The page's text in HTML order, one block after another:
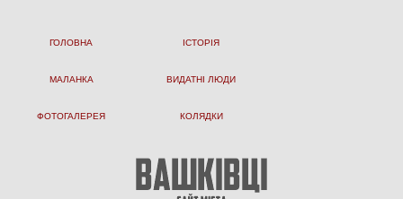
ГОЛОВНА ІСТОРІЯ
МАЛАНКА ВИДАТНІ ЛЮДИ
ФОТОГАЛЕРЕЯ КОЛЯДКИ